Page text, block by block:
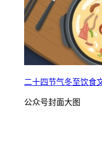
二十四节气冬至饮食
公众号封面大图